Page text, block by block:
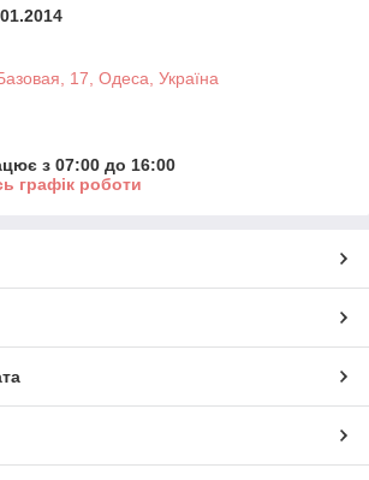
17, Одеса, Україна
з 07:00 до 16:00
графік роботи